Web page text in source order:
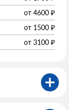
от 4600 ₽
от 1500 ₽
от 3100 ₽